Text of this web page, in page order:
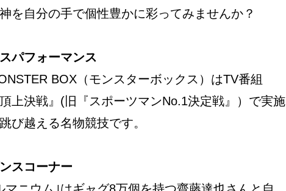
を自分の手で個性豊かに彩ってみませんか？
パフォーマンス
BOX（モンスターボックス）はTV番組
上決戦』(旧『スポーツマンNo.1決定戦』）で実施
び越える名物競技です。
スコーナー